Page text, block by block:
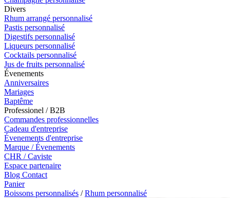
Divers
Rhum arrangé personnalisé
Pastis personnalisé
Digestifs personnalisé
Liqueurs personnalisé
Cocktails personnalisé
Jus de fruits personnalisé
Évenements
Anniversaires
Mariages
Baptême
Professionel / B2B
Commandes professionnelles
Cadeau d'entreprise
Évenements d'entreprise
Marque / Évenements
CHR / Caviste
Espace partenaire
Blog Contact
Panier
Boissons personnalisés / Rhum personnalisé